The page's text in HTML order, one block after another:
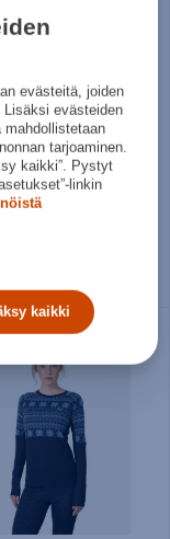
evästeitä, joiden
evästeiden
mahdollistetaan
tarjoaminen.
kaikki”. Pystyt
linkin
kaikki